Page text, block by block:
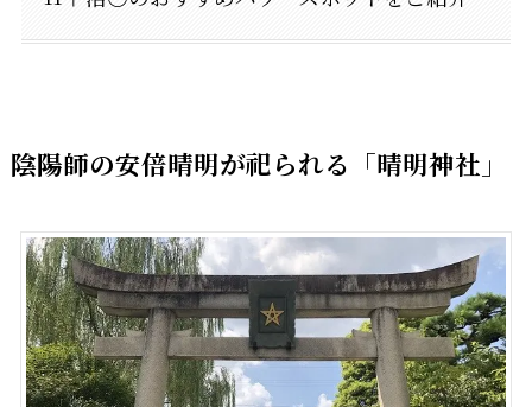
陰陽師の安倍晴明が祀られる「晴明神社」